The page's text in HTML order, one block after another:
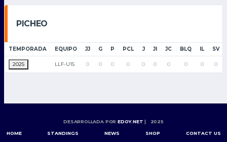
PICHEO
TEMPORADA EQUIPO JJ G P PCL J JI JC BLQ IL SV
2025 LLF-U15 0 0 0 0 0 0 0 0 0 0
DESARROLLADA POR EDOY.NET | 2025
HOME STANDINGS NEWS SHOP CONTACT US